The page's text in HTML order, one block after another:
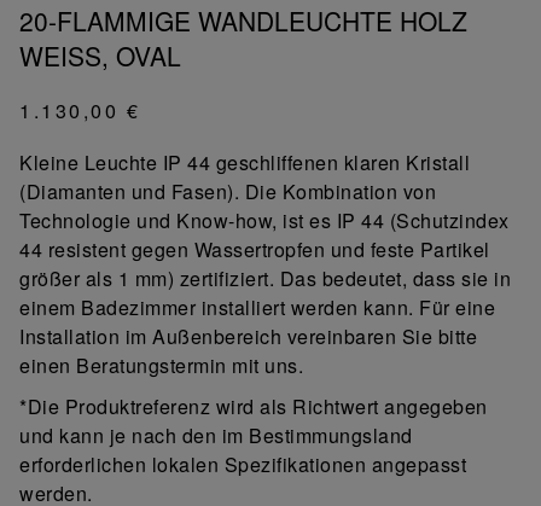
20-FLAMMIGE WANDLEUCHTE HOLZ
WEISS, OVAL
1.130,00 €
Kleine Leuchte IP 44 geschliffenen klaren Kristall
(Diamanten und Fasen). Die Kombination von
Technologie und Know-how, ist es IP 44 (Schutzindex
44 resistent gegen Wassertropfen und feste Partikel
größer als 1 mm) zertifiziert. Das bedeutet, dass sie in
einem Badezimmer installiert werden kann. Für eine
Installation im Außenbereich vereinbaren Sie bitte
einen Beratungstermin mit uns.
*Die Produktreferenz wird als Richtwert angegeben
und kann je nach den im Bestimmungsland
erforderlichen lokalen Spezifikationen angepasst
werden.